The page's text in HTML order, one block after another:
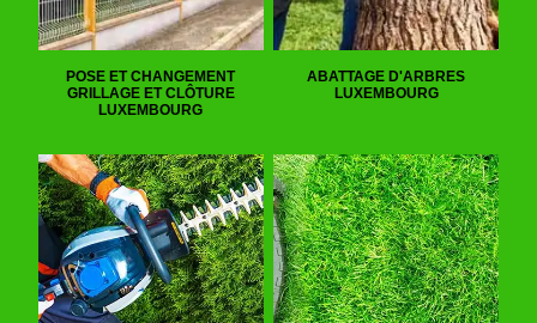
POSE ET CHANGEMENT
GRILLAGE ET CLÔTURE
LUXEMBOURG
ABATTAGE D'ARBRES
LUXEMBOURG